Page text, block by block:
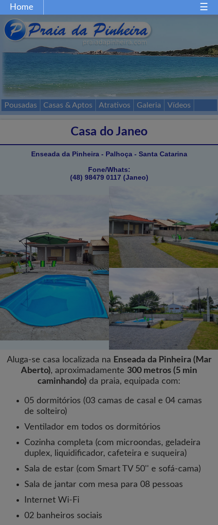
Home
Home Gastronomia
Esportes
Mapa Acessos
Pousadas Casas & Aptos Atrativos Galeria
Vídeos
Casa do Janeo
Enseada da Pinheira - Palhoça - Santa Catarina
Fone/Whats:
(48) 98479 0117 (Janeo)
Aluga-se casa localizada na Enseada da Pinheira (Mar
Aberto), aproximadamente 300 metros (5 min
caminhando) da praia, equipada com:
05 dormitórios (03 camas de casal e 04 camas
de solteiro)
Ventilador em todos os dormitórios
Cozinha completa (com microondas, geladeira
duplex, liquidificador, cafeteira e suqueira)
Sala de estar (com Smart TV 50'' e sofá-cama)
Sala de jantar com mesa para 08 pessoas
Internet Wi-Fi
02 banheiros sociais